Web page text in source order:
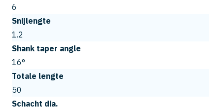
6
Snijlengte
1.2
Shank taper angle
16°
Totale lengte
50
Schacht dia.